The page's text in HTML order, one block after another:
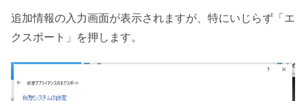
追加情報の入力画面が表示されますが、特にいじらず「エ
クスポート」を押します。